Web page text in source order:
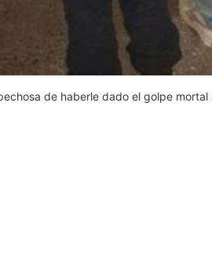
de haberle dado el golpe mortal